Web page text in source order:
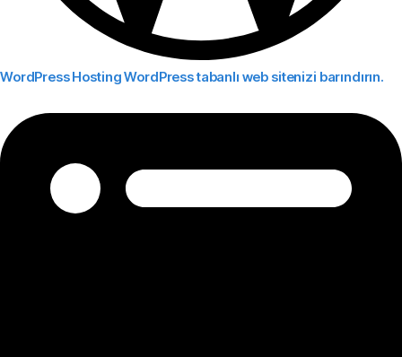
WordPress HostingWordPress tabanlı web sitenizi barındırın.